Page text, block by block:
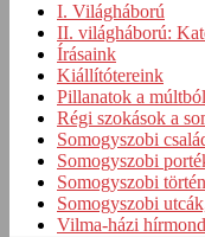
I. Világháború
II. világháború:
Írásaink
Kiállítótereink
Pillanatok a múltból
Régi szokások a
Somogyszobi
Somogyszobi
Somogyszobi
Somogyszobi
Vilma-házi